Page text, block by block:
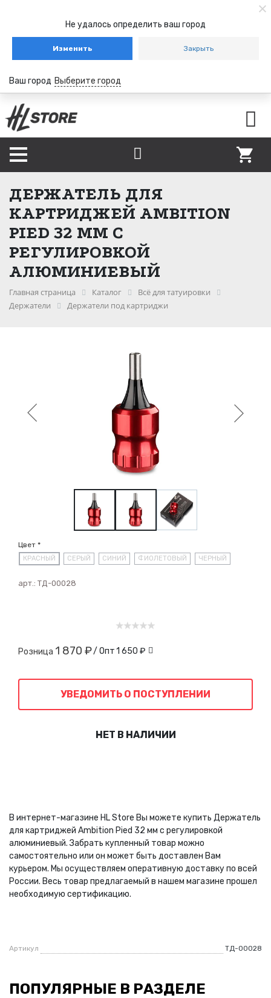
Не удалось определить ваш город
Изменить Закрыть
Ваш город Выберите город
ДЕРЖАТЕЛЬ ДЛЯ
КАРТРИДЖЕЙ AMBITION
PIED 32 ММ С
РЕГУЛИРОВКОЙ
АЛЮМИНИЕВЫЙ
Главная страница Каталог
Всё для татуировки
Держатели
Держатели под картриджи
Цвет *
КРАСНЫЙ СЕРЫЙ СИНИЙ ФИОЛЕТОВЫЙ ЧЕРНЫЙ
арт.: ТД-00028
Розница 1 870 ₽/ Опт1 650 ₽
УВЕДОМИТЬ О ПОСТУПЛЕНИИ
НЕТ В НАЛИЧИИ
В интернет-магазине HL Store Вы можете купить Держатель
для картриджей Ambition Pied 32 мм с регулировкой
алюминиевый. Забрать купленный товар можно
самостоятельно или он может быть доставлен Вам
курьером. Мы осуществляем оперативную доставку по всей
России. Весь товар предлагаемый в нашем магазине прошел
необходимую сертификацию.
Артикул ТД-00028
ПОПУЛЯРНЫЕ В РАЗДЕЛЕ